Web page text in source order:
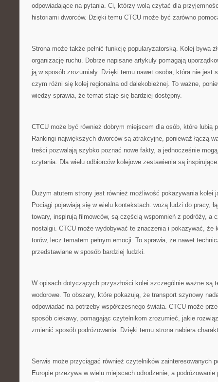
odpowiadające na pytania. Ci, którzy wolą czytać dla
historiami dworców. Dzięki temu CTCU może być zarówno
Strona może także pełnić funkcję popularyzatorską. Kolej bywa
organizację ruchu. Dobrze napisane artykuły pomagają
ją w sposób zrozumiały. Dzięki temu nawet osoba, która nie jest
czym różni się kolej regionalna od dalekobieżnej. To ważne,
wiedzy sprawia, że temat staje się bardziej dostępny.
CTCU może być również dobrym miejscem dla osób, które lubią
Rankingi największych dworców są atrakcyjne, ponieważ łączą
treści pozwalają szybko poznać nowe fakty, a jednocześnie
czytania. Dla wielu odbiorców kolejowe zestawienia są
Dużym atutem strony jest również możliwość pokazywania kolei
Pociągi pojawiają się w wielu kontekstach: wożą ludzi do pracy,
towary, inspirują filmowców, są częścią wspomnień z podróży, a
nostalgii. CTCU może wydobywać te znaczenia i pokazywać, że
torów, lecz tematem pełnym emocji. To sprawia, że nawet
przedstawiane w sposób bardziej ludzki.
W opisach dotyczących przyszłości kolei szczególnie ważne są
wodorowe. To obszary, które pokazują, że transport szynowy
odpowiadać na potrzeby współczesnego świata. CTCU może
sposób ciekawy, pomagając czytelnikom zrozumieć, jakie
zmienić sposób podróżowania. Dzięki temu strona nabiera
Serwis może przyciągać również czytelników zainteresowanych
Europie przeżywa w wielu miejscach odrodzenie, a